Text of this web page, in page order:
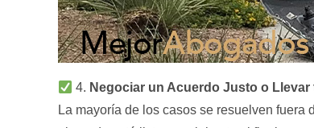
4. Negociar un Acuerdo Justo o Llevar
La mayoría de los casos se resuelven